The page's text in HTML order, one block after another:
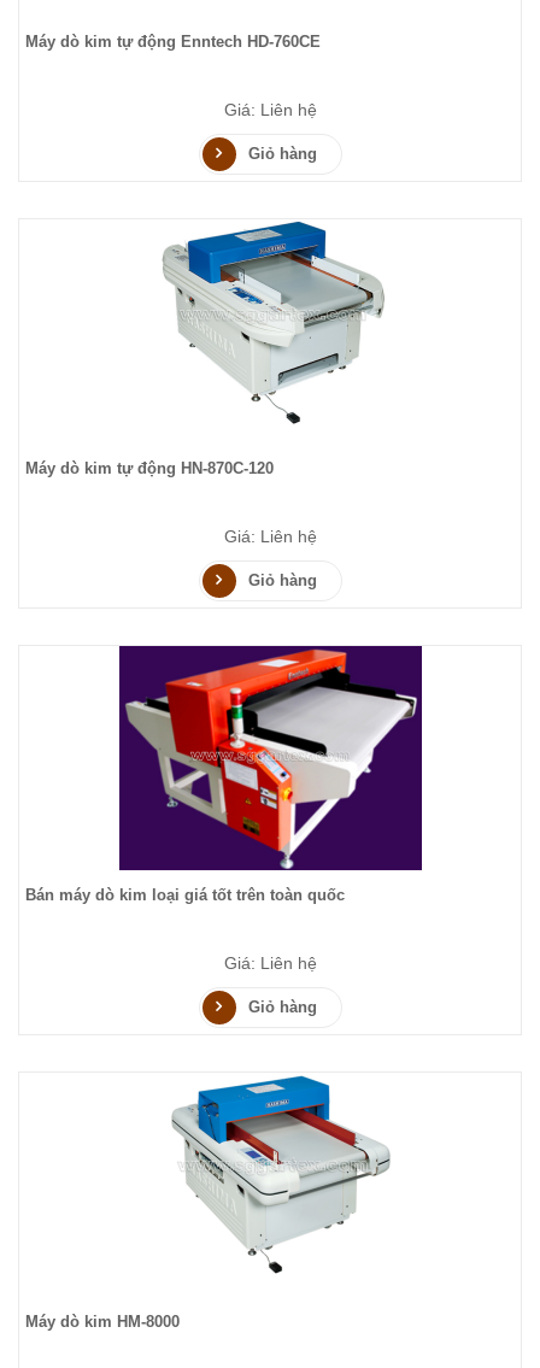
Máy dò kim tự động Enntech HD-760CE
Giá: Liên hệ
Giỏ hàng
Máy dò kim tự động HN-870C-120
Giá: Liên hệ
Giỏ hàng
Bán máy dò kim loại giá tốt trên toàn quốc
Giá: Liên hệ
Giỏ hàng
Máy dò kim HM-8000